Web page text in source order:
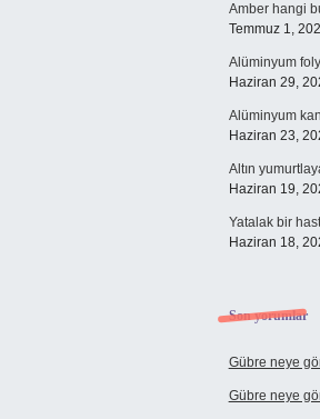
Amber hangi
Temmuz 1,
Alüminyum
Haziran 29,
Alüminyum
Haziran 23,
Altın
Haziran 19,
Yatalak bir
Haziran 18,
Son yorumlar
Gübre neye
Gübre neye